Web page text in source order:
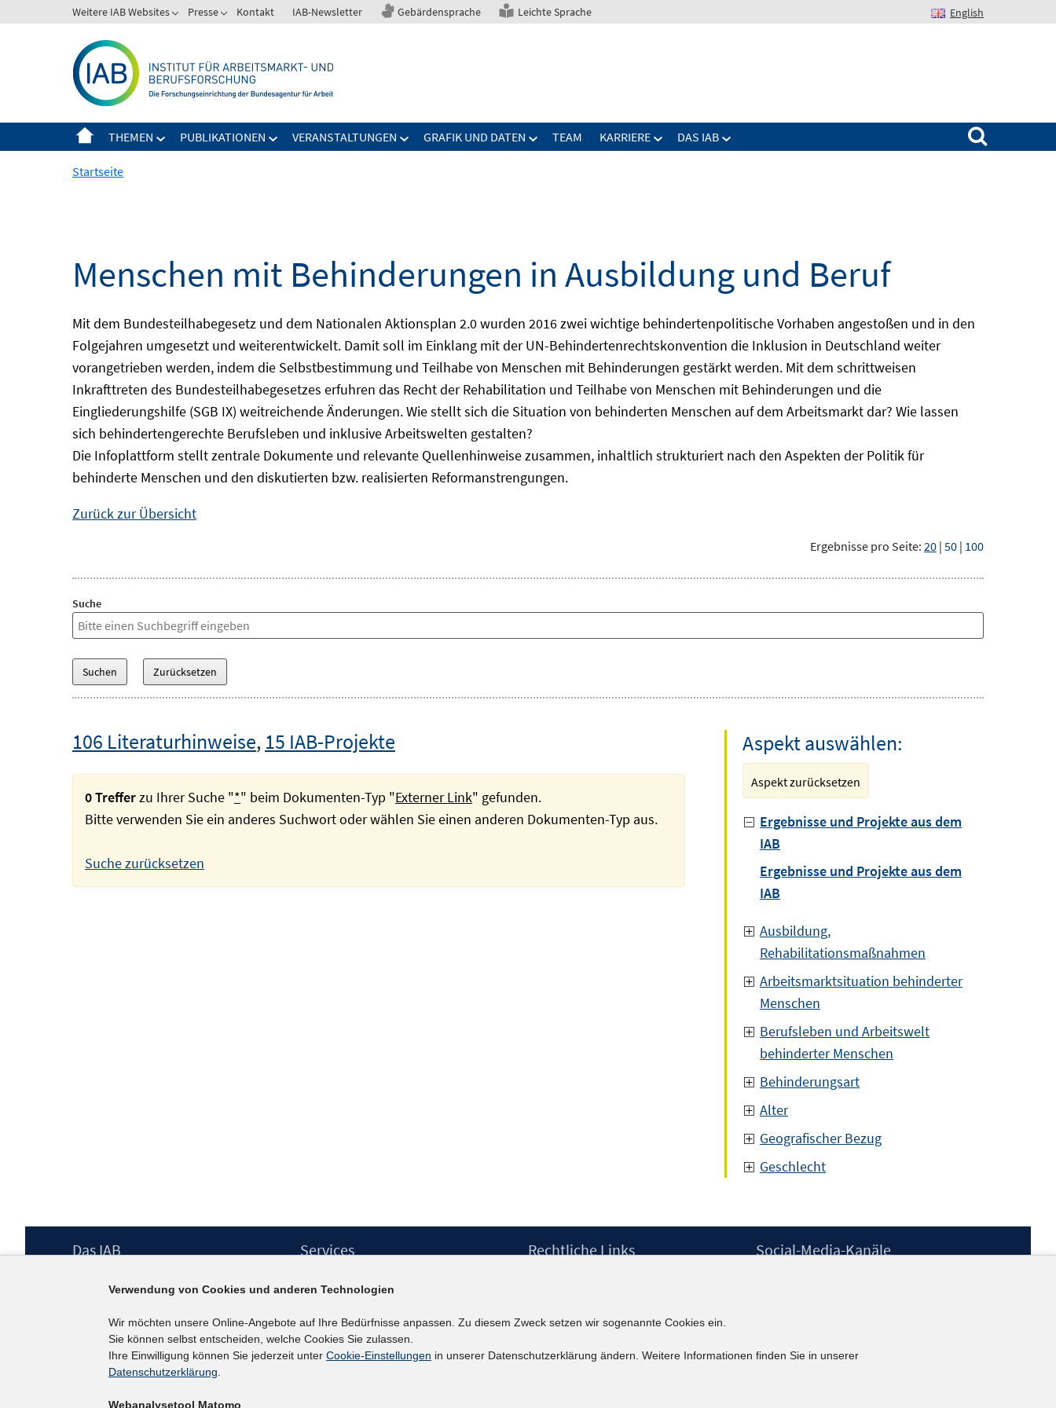
zum
Weitere IAB Websites Presse Kontakt IAB-Newsletter Gebärdensprache Leichte Sprache English
THEMEN PUBLIKATIONEN VERANSTALTUNGEN GRAFIK UND DATEN TEAM KARRIERE DAS IAB
Suchen nach:
Startseite
Menschen mit Behinderungen in Ausbildung und Beruf
Mit dem Bundesteilhabegesetz und dem Nationalen Aktionsplan 2.0 wurden 2016 zwei wichtige behindertenpolitische Vorhaben angestoßen und in den
Folgejahren umgesetzt und weiterentwickelt. Damit soll im Einklang mit der UN-Behindertenrechtskonvention die Inklusion in Deutschland weiter
vorangetrieben werden, indem die Selbstbestimmung und Teilhabe von Menschen mit Behinderungen gestärkt werden. Mit dem schrittweisen
Inkrafttreten des Bundesteilhabegesetzes erfuhren das Recht der Rehabilitation und Teilhabe von Menschen mit Behinderungen und die
Eingliederungshilfe (SGB IX) weitreichende Änderungen. Wie stellt sich die Situation von behinderten Menschen auf dem Arbeitsmarkt dar? Wie lassen
sich behindertengerechte Berufsleben und inklusive Arbeitswelten gestalten?
Die Infoplattform stellt zentrale Dokumente und relevante Quellenhinweise zusammen, inhaltlich strukturiert nach den Aspekten der Politik für
behinderte Menschen und den diskutierten bzw. realisierten Reformanstrengungen.
Zurück zur Übersicht
Ergebnisse pro Seite: 20 | 50 | 100
Suche
106 Literaturhinweise, 15 IAB-Projekte
0 Trefferzu Ihrer Suche "*" beim Dokumenten-Typ "Externer Link" gefunden.
Bitte verwenden Sie ein anderes Suchwort oder wählen Sie einen anderen Dokumenten-Typ aus.
Suche zurücksetzen
Aspekt auswählen:
Aspekt zurücksetzen
Ergebnisse und Projekte aus dem
IAB
Ergebnisse und Projekte aus dem
IAB
Ausbildung,
Rehabilitationsmaßnahmen
Arbeitsmarktsituation behinderter
Menschen
Berufsleben und Arbeitswelt
behinderter Menschen
Behinderungsart
Alter
Geografischer Bezug
Geschlecht
Footer
Das IAB
Berufsforschung (IAB) – unser Leitbild
Institutsleitung
Graduiertenprogramm
Befragungen
Projekte
Services
IAB-Newsletter
Kontakt
Rechtliche Links
Erklärung zur Barrierefreiheit
Social-Media-Kanäle
kununu
Verwendung von Cookies und anderen Technologien
Wir möchten unsere Online-Angebote auf Ihre Bedürfnisse anpassen. Zu diesem Zweck setzen wir sogenannte Cookies ein.
Sie können selbst entscheiden, welche Cookies Sie zulassen.
Ihre Einwilligung können Sie jederzeit unter Cookie-Einstellungen in unserer Datenschutzerklärung ändern. Weitere Informationen finden Sie in unserer
Datenschutzerklärung.
Webanalysetool Matomo